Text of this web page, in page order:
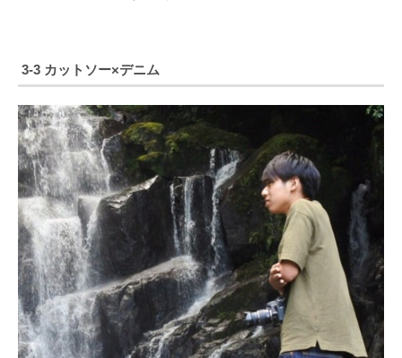
3-3 カットソー×デニム